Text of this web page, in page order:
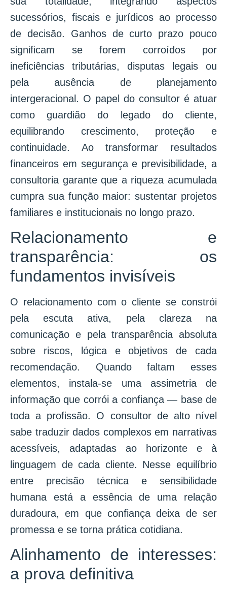
sucessórios, fiscais e jurídicos ao processo
de decisão. Ganhos de curto prazo pouco
significam se forem corroídos por
ineficiências tributárias, disputas legais ou
pela ausência de planejamento
intergeracional. O papel do consultor é atuar
como guardião do legado do cliente,
equilibrando crescimento, proteção e
continuidade. Ao transformar resultados
financeiros em segurança e previsibilidade, a
consultoria garante que a riqueza acumulada
cumpra sua função maior: sustentar projetos
familiares e institucionais no longo prazo.
Relacionamento e
transparência: os
fundamentos invisíveis
O relacionamento com o cliente se constrói
pela escuta ativa, pela clareza na
comunicação e pela transparência absoluta
sobre riscos, lógica e objetivos de cada
recomendação. Quando faltam esses
elementos, instala-se uma assimetria de
informação que corrói a confiança — base de
toda a profissão. O consultor de alto nível
sabe traduzir dados complexos em narrativas
acessíveis, adaptadas ao horizonte e à
linguagem de cada cliente. Nesse equilíbrio
entre precisão técnica e sensibilidade
humana está a essência de uma relação
duradoura, em que confiança deixa de ser
promessa e se torna prática cotidiana.
Alinhamento de interesses:
a prova definitiva